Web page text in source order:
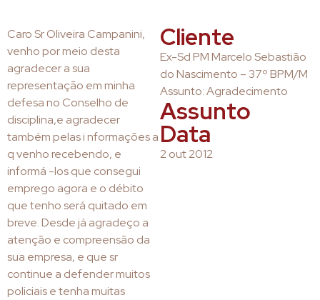
Caro Sr Oliveira Campanini,
venho por meio desta
agradecer a sua
representação em minha
defesa no Conselho de
disciplina,e agradecer
também pelas i nformações a
q venho recebendo, e
informá -los que consegui
emprego agora e o débito
que tenho será quitado em
breve. Desde já agradeço a
atenção e compreensão da
sua empresa, e que sr
continue a defender muitos
policiais e tenha muitas
Cliente
Ex-Sd PM Marcelo Sebastião
do Nascimento – 37º BPM/M
Assunto: Agradecimento
Assunto
Data
2 out 2012